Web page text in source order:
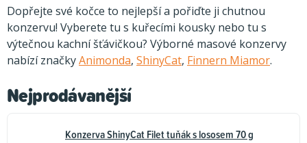
Dopřejte své kočce to nejlepší a pořiďte ji chutnou
konzervu! Vyberete tu s kuřecími kousky nebo tu s
výtečnou kachní šťávičkou? Výborné masové konzervy
nabízí značkyAnimonda, ShinyCat, Finnern Miamor.
Nejprodávanější
Konzerva ShinyCat Filet tuňák s lososem 70 g